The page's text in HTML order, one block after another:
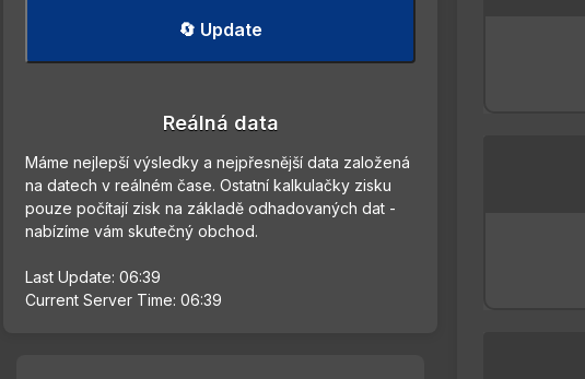
🔄 Update
Reálná data
Máme nejlepší výsledky a nejpřesnější data založená
na datech v reálném čase. Ostatní kalkulačky zisku
pouze počítají zisk na základě odhadovaných dat -
nabízíme vám skutečný obchod.
Last Update: 06:39
Current Server Time: 06:39